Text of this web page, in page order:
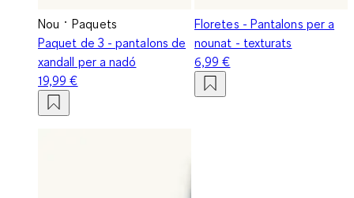
Nou
Paquets
Paquet de 3 - pantalons de
xandall per a nadó
19,99 €
Floretes - Pantalons per a
nounat - texturats
6,99 €